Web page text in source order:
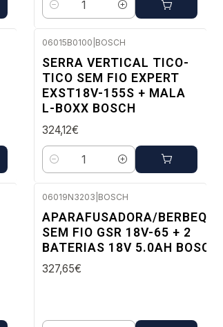
Quantidade
06015B0100 BOSCH
SERRA VERTICAL TICO-
TICO SEM FIO EXPERT
EXST18V-155S + MALA
L-BOXX BOSCH
324,12€
Quantidade
06019N3203 BOSCH
APARAFUSADORA/
SEM FIO GSR 18V-65 + 2
BATERIAS 18V 5.0AH BOSCH
327,65€